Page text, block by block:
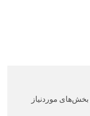
بخش‌های موردنیاز